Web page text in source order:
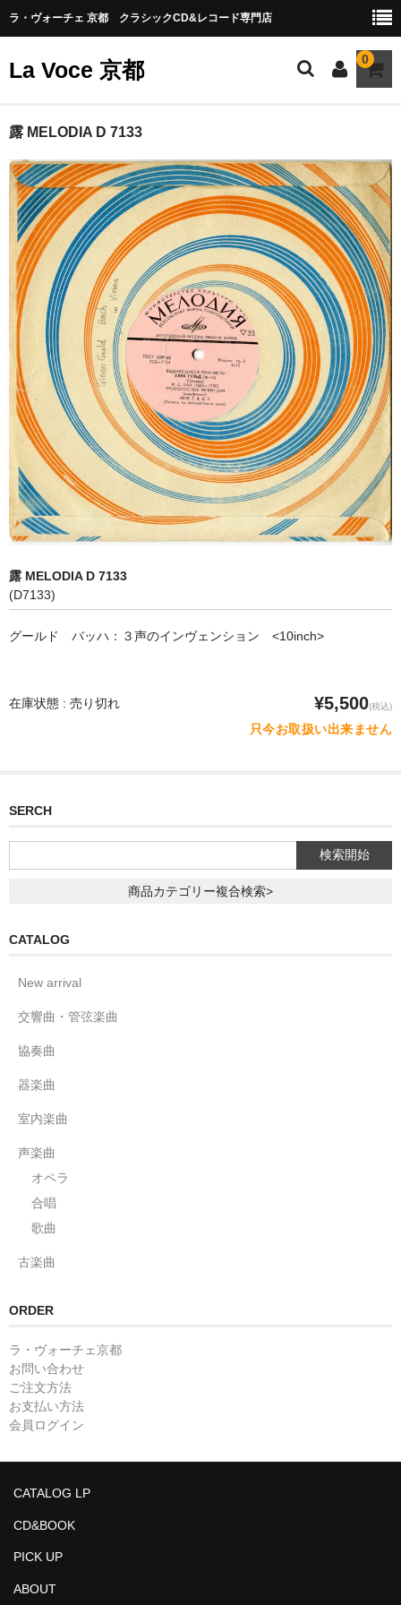
ラ・ヴォーチェ 京都 クラシックCD&レコード専門店
La Voce 京都 0
CATALOG LP
New arrival
交響曲・管弦楽曲
協奏曲
室内楽曲
器楽曲
声楽曲
合唱
オペラ
歌曲
古楽曲
CD&BOOK
PICK UP
NEWS
露 MELODIA D 7133
露 MELODIA D 7133
(D7133)
グールド バッハ：３声のインヴェンション <10inch>
在庫状態 : 売り切れ ¥5,500(税込)
只今お取扱い出来ません
SERCH
商品カテゴリー複合検索>
CATALOG
New arrival
交響曲・管弦楽曲
協奏曲
器楽曲
室内楽曲
声楽曲
オペラ
合唱
歌曲
古楽曲
ORDER
ラ・ヴォーチェ京都
お問い合わせ
ご注文方法
お支払い方法
会員ログイン
CATALOG LP
CD&BOOK
PICK UP
ABOUT